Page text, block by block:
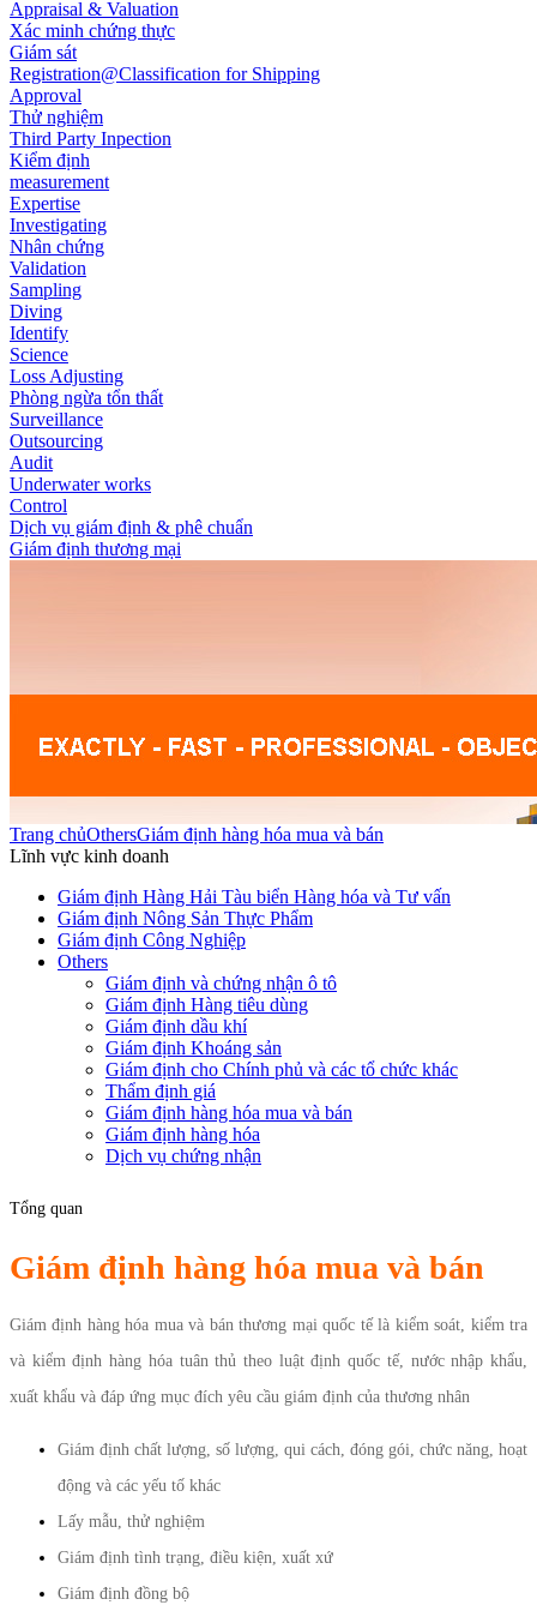
Appraisal & Valuation
Xác minh chứng thực
Giám sát
Registration@Classification for Shipping
Approval
Thử nghiệm
Third Party Inpection
Kiểm định
measurement
Expertise
Investigating
Nhân chứng
Validation
Sampling
Diving
Identify
Science
Loss Adjusting
Phòng ngừa tổn thất
Surveillance
Outsourcing
Audit
Underwater works
Control
Dịch vụ giám định & phê chuẩn
Giám định thương mại
Trang chủOthersGiám định hàng hóa mua và bán
Lĩnh vực kinh doanh
Giám định Hàng Hải Tàu biển Hàng hóa và Tư vấn
Giám định Nông Sản Thực Phẩm
Giám định Công Nghiệp
Others
Giám định và chứng nhận ô tô
Giám định Hàng tiêu dùng
Giám định dầu khí
Giám định Khoáng sản
Giám định cho Chính phủ và các tổ chức khác
Thẩm định giá
Giám định hàng hóa mua và bán
Giám định hàng hóa
Dịch vụ chứng nhận
Tổng quan
Giám định hàng hóa mua và bán
Giám định hàng hóa mua và bán thương mại quốc tế là kiểm soát, kiểm tra
và kiểm định hàng hóa tuân thủ theo luật định quốc tế, nước nhập khẩu,
xuất khẩu và đáp ứng mục đích yêu cầu giám định của thương nhân
Giám định chất lượng, số lượng, qui cách, đóng gói, chức năng, hoạt
động và các yếu tố khác
Lấy mẫu, thử nghiệm
Giám định tình trạng, điều kiện, xuất xứ
Giám định đồng bộ